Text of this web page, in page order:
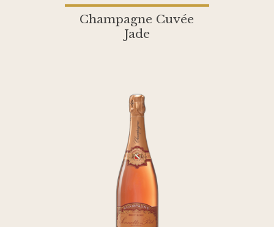
Champagne Cuvée
Jade